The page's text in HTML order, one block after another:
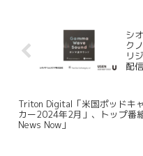
シ
ク
リ
配
Triton Digital「米国ポッドキ
カー2024年2月」、トップ番
News Now」